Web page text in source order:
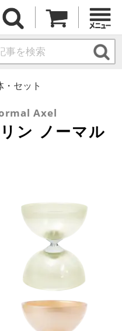
・セット
Axel
ン ノーマル